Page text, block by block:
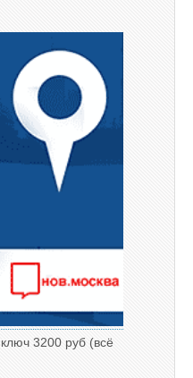
3200 руб (всё